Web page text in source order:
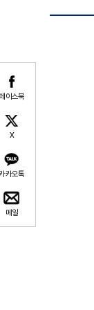
이스북
X
카오톡
메일